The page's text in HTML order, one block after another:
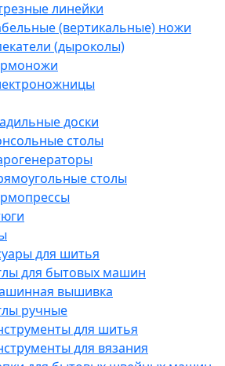
линейки
(вертикальные) ножи
(дыроколы)
доски
столы
столы
для шитья
для бытовых машин
вышивка
ручные
для шитья
для вязания